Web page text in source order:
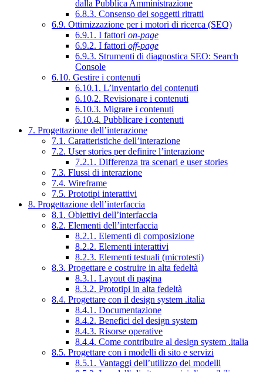
dalla Pubblica Amministrazione
6.8.3. Consenso dei soggetti ritratti
6.9. Ottimizzazione per i motori di ricerca (SEO)
6.9.1. I fattori on-page
6.9.2. I fattori off-page
6.9.3. Strumenti di diagnostica SEO: Search
Console
6.10. Gestire i contenuti
6.10.1. L’inventario dei contenuti
6.10.2. Revisionare i contenuti
6.10.3. Migrare i contenuti
6.10.4. Pubblicare i contenuti
7. Progettazione dell’interazione
7.1. Caratteristiche dell’interazione
7.2. User stories per definire l’interazione
7.2.1. Differenza tra scenari e user stories
7.3. Flussi di interazione
7.4. Wireframe
7.5. Prototipi interattivi
8. Progettazione dell’interfaccia
8.1. Obiettivi dell’interfaccia
8.2. Elementi dell’interfaccia
8.2.1. Elementi di composizione
8.2.2. Elementi interattivi
8.2.3. Elementi testuali (microtesti)
8.3. Progettare e costruire in alta fedeltà
8.3.1. Layout di pagina
8.3.2. Prototipi in alta fedeltà
8.4. Progettare con il design system .italia
8.4.1. Documentazione
8.4.2. Benefici del design system
8.4.3. Risorse operative
8.4.4. Come contribuire al design system .italia
8.5. Progettare con i modelli di sito e servizi
8.5.1. Vantaggi dell’utilizzo dei modelli